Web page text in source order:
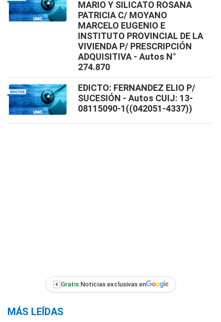
MARIO Y SILICATO ROSANA
PATRICIA C/ MOYANO
MARCELO EUGENIO E
INSTITUTO PROVINCIAL DE LA
VIVIENDA P/ PRESCRIPCIÓN
ADQUISITIVA - Autos N°
274.870
EDICTO: FERNANDEZ ELIO P/
SUCESIÓN - Autos CUIJ: 13-
08115090-1((042051-4337))
+ Gratis:Noticias exclusivas en
MÁS LEÍDAS